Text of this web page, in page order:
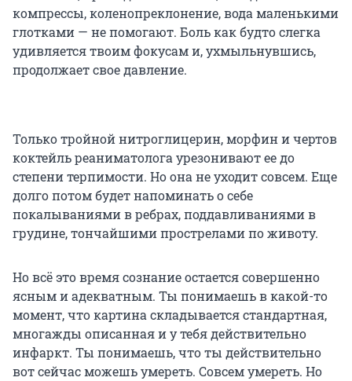
компрессы, коленопреклонение, вода маленькими
глотками — не помогают. Боль как будто слегка
удивляется твоим фокусам и, ухмыльнувшись,
продолжает свое давление.
Только тройной нитроглицерин, морфин и чертов
коктейль реаниматолога урезонивают ее до
степени терпимости. Но она не уходит совсем. Еще
долго потом будет напоминать о себе
покалываниями в ребрах, поддавливаниями в
грудине, тончайшими прострелами по животу.
Но всё это время сознание остается совершенно
ясным и адекватным. Ты понимаешь в какой-то
момент, что картина складывается стандартная,
многажды описанная и у тебя действительно
инфаркт. Ты понимаешь, что ты действительно
вот сейчас можешь умереть. Совсем умереть. Но